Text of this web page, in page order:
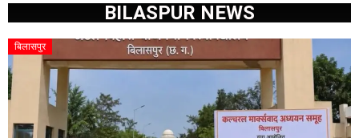
BILASPUR NEWS
बिलासपुर